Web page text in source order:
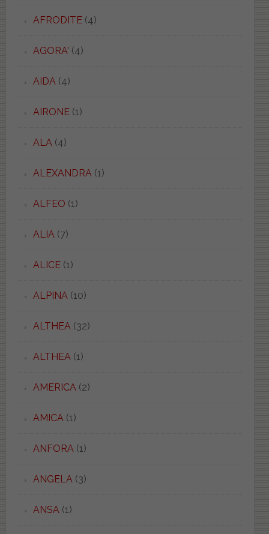
AFRODITE(4)
AGORA' (4)
AIDA(4)
AIRONE(1)
ALA(4)
ALEXANDRA(1)
ALFEO (1)
ALIA(7)
ALICE(1)
ALPINA(10)
ALTHEA(32)
ALTHEA(1)
AMERICA(2)
AMICA(1)
ANFORA(1)
ANGELA(3)
ANSA(1)